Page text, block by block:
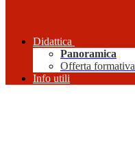
Didattica
Panoramica
Offerta formativa
Info utili